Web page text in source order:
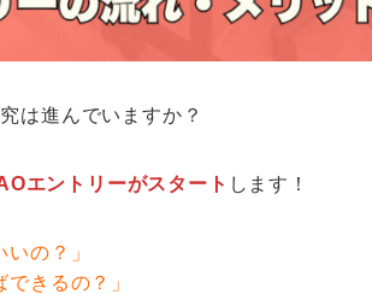
は進んでいますか？
エントリーがスタート します！
の？」
できるの？」